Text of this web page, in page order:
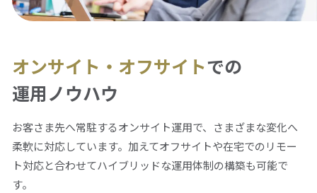
オンサイト・オフサイトでの
運用ノウハウ
お客さま先へ常駐するオンサイト運用で、さまざまな変化へ
柔軟に対応しています。加えてオフサイトや在宅でのリモー
ト対応と合わせてハイブリッドな運用体制の構築も可能で
す。